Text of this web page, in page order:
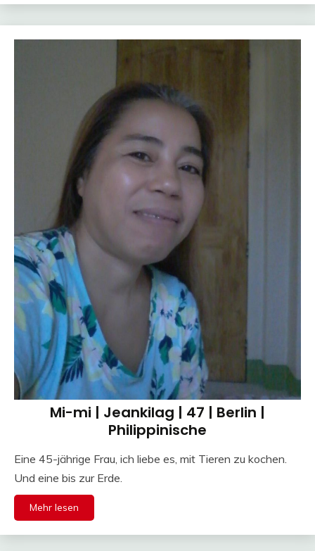
Mi-mi | Jeankilag | 47 | Berlin |
Philippinische
Eine 45-jährige Frau, ich liebe es, mit Tieren zu kochen.
Und eine bis zur Erde.
Mehr lesen